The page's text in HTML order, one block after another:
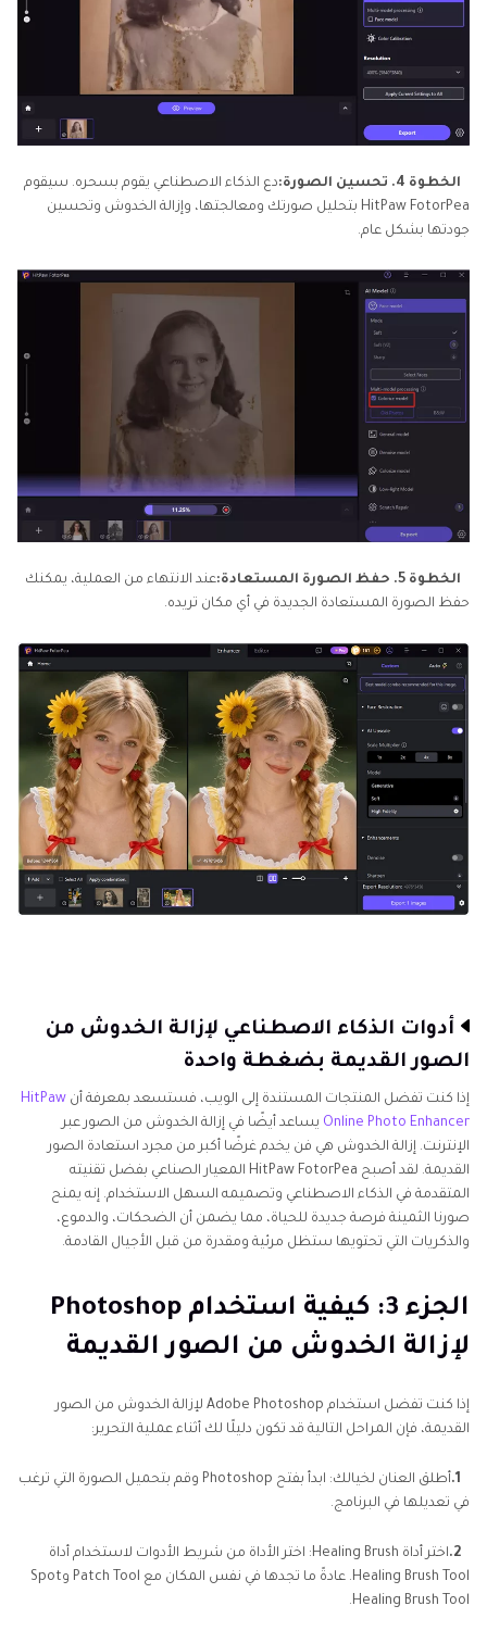
الخطوة 4. تحسين الصورة:
دع الذكاء الاصطناعي يقوم بسحره. سيقوم
HitPaw FotorPea بتحليل صورتك ومعالجتها، وإزالة الخدوش وتحسين
جودتها بشكل عام.
الخطوة 5. حفظ الصورة المستعادة:
عند الانتهاء من العملية، يمكنك
حفظ الصورة المستعادة الجديدة في أي مكان تريده.
أدوات الذكاء الاصطناعي لإزالة الخدوش من
الصور القديمة بضغطة واحدة
إذا كنت تفضل المنتجات المستندة إلى الويب، فستسعد بمعرفة أن HitPaw
Online Photo Enhancer يساعد أيضًا في إزالة الخدوش من الصور عبر
الإنترنت. إزالة الخدوش هي فن يخدم غرضًا أكبر من مجرد استعادة الصور
القديمة. لقد أصبح HitPaw FotorPea المعيار الصناعي بفضل تقنيته
المتقدمة في الذكاء الاصطناعي وتصميمه السهل الاستخدام. إنه يمنح
صورنا الثمينة فرصة جديدة للحياة، مما يضمن أن الضحكات، والدموع،
والذكريات التي تحتويها ستظل مرئية ومقدرة من قبل الأجيال القادمة.
الجزء 3: كيفية استخدام Photoshop
لإزالة الخدوش من الصور القديمة
إذا كنت تفضل استخدام Adobe Photoshop لإزالة الخدوش من الصور
القديمة، فإن المراحل التالية قد تكون دليلًا لك أثناء عملية التحرير:
1.
أطلق العنان لخيالك: ابدأ بفتح Photoshop وقم بتحميل الصورة التي ترغب
في تعديلها في البرنامج.
2.
اختر أداة Healing Brush: اختر الأداة من شريط الأدوات لاستخدام أداة
Healing Brush Tool. عادةً ما تجدها في نفس المكان مع Patch Tool وSpot
Healing Brush Tool.